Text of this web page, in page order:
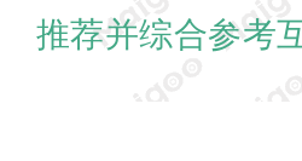
推荐并综合参考
仅供参考娱乐